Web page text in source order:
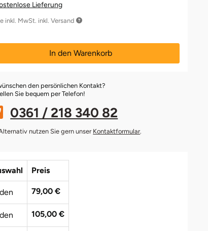
Lieferung
inkl. MwSt. inkl. Versand
In den Warenkorb
den persönlichen Kontakt?
Sie bequem per Telefon!
0361 / 218 340 82
nutzen Sie gern unser Kontaktformular.
Preis
79,00 €
105,00 €